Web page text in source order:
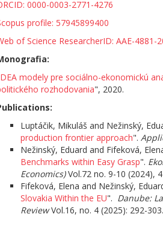
0000-0003-2771-4276
profile: 57945899400
of Science ResearcherID: AAE-4881-
DEA modely pre sociálno-ekonomickú
rozhodovania", 2020.
Luptáčik, Mikuláš and Nežinský,
production frontier approach".
Nežinský, Eduard and Fifeková,
Benchmarks within Easy Grasp".
Economics)Vol.72 no. 9-10 (2024),
Fifeková, Elena and Nežinský,
Slovakia Within the EU". Danube:
ReviewVol.16, no. 4 (2025): 292-303.